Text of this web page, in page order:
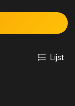
Lijst